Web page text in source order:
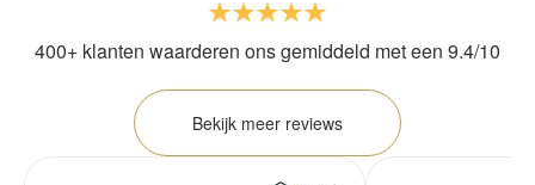
400+ klanten waarderen ons gemiddeld met een 9.4/10
Bekijk meer reviews